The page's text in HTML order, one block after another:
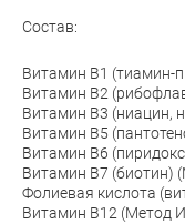
Состав:
Витамин В1
Витамин В2
Витамин В3 (ниацин,
Витамин В5
Витамин В6
Витамин В7
Фолиевая кислота
Витамин В12 (Метод